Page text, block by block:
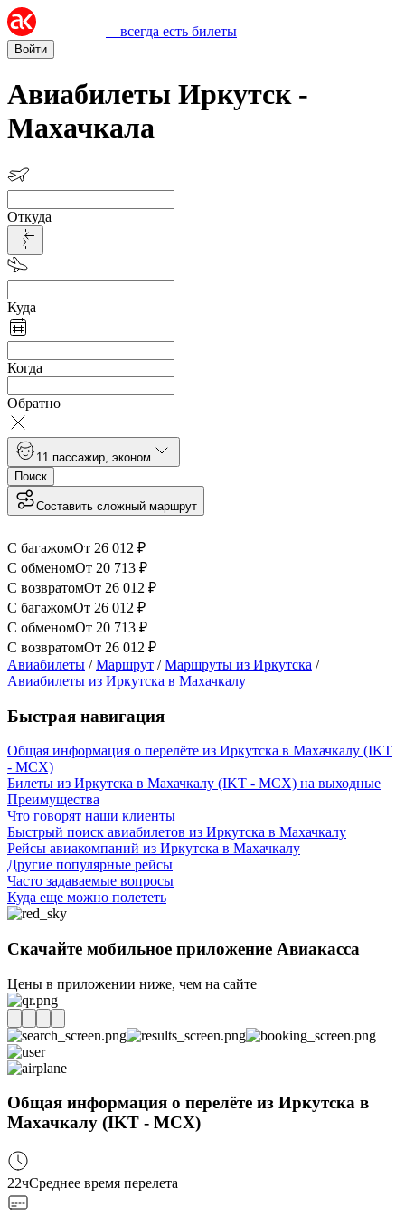
– всегда есть билеты
Войти
Авиабилеты Иркутск -
Махачкала
Откуда
Куда
Когда
Обратно
1 1 пассажир эконом
Поиск
Составить сложный маршрут
С багажомОт 26 012 ₽
С обменомОт 20 713 ₽
С возвратомОт 26 012 ₽
С багажомОт 26 012 ₽
С обменомОт 20 713 ₽
С возвратомОт 26 012 ₽
Авиабилеты /Маршрут /Маршруты из Иркутска /
Авиабилеты из Иркутска в Махачкалу
Быстрая навигация
Общая информация о перелёте из Иркутска в Махачкалу (IKT
- MCX)
Билеты из Иркутска в Махачкалу (IKT - MCX) на выходные
Преимущества
Что говорят наши клиенты
Быстрый поиск авиабилетов из Иркутска в Махачкалу
Рейсы авиакомпаний из Иркутска в Махачкалу
Другие популярные рейсы
Часто задаваемые вопросы
Куда еще можно полететь
Скачайте мобильное приложение Авиакасса
Цены в приложении ниже, чем на сайте
Общая информация о перелёте из Иркутска в
Махачкалу (IKT - MCX)
22чСреднее время перелета